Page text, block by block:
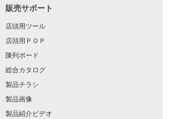
販売サポート
店頭用ツール
店頭用ＰＯＰ
陳列ボード
総合カタログ
製品チラシ
製品画像
製品紹介ビデオ